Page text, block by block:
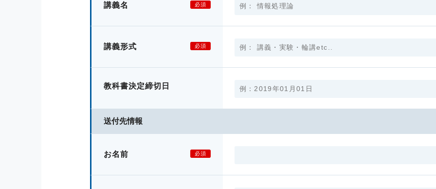
講義名 必須
講義形式 必須
教科書決定締切日
送付先情報
お名前 必須